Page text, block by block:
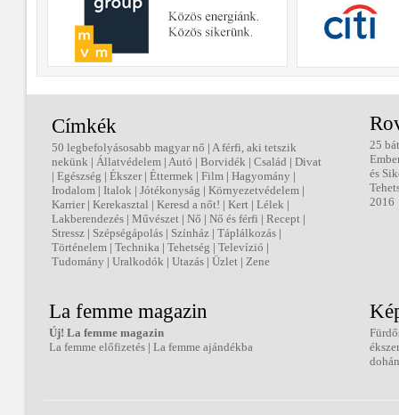
Címkék
50 legbefolyásosabb magyar nő | A férfi, aki tetszik
nekünk | Állatvédelem | Autó | Borvidék | Család | Divat
| Egészség | Ékszer| Éttermek | Film | Hagyomány |
Irodalom | Italok | Jótékonyság | Környezetvédelem |
Karrier| Kerekasztal | Keresd a nőt! | Kert | Lélek |
Lakberendezés | Művészet | Nő | Nő és férfi | Recept |
Stressz | Szépségápolás | Színház | Táplálkozás |
Történelem | Technika | Tehetség | Televízió |
Tudomány | Uralkodók | Utazás | Üzlet | Zene
25
és
2016
La femme magazin
Új! La femme magazin
La femme előfizetés | La femme ajándékba